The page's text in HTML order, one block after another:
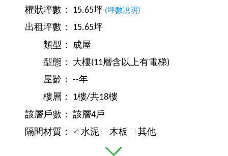
權狀坪數：
15.65坪 (坪數說明)
出租坪數：
15.65坪
類型：
成屋
型態：
大樓(11層含以上有電梯)
屋齡：
--年
樓層：
1樓/共18樓
該層戶數：
該層4戶
隔間材質：
水泥 木板 其他